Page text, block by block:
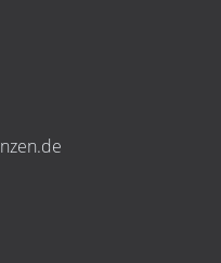
nzen.de